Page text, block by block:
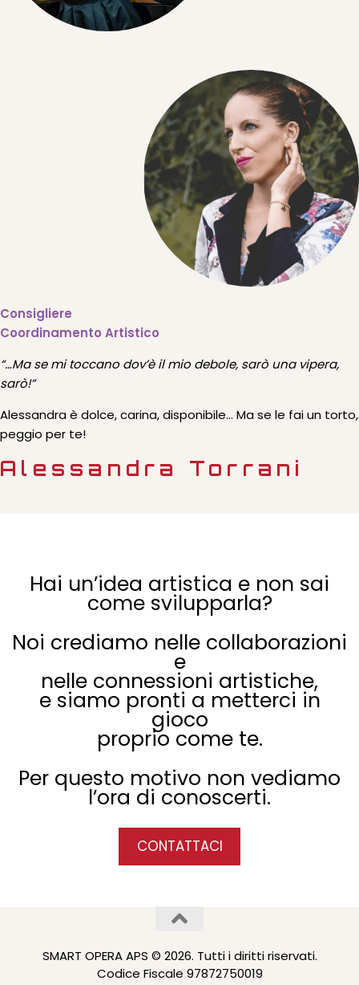
Consigliere
Coordinamento Artistico
“…Ma se mi toccano dov’è il mio debole, sarò una vipera,
sarò!”
Alessandra è dolce, carina, disponibile… Ma se le fai un torto,
peggio per te!
Alessandra Torrani
Hai un’idea artistica e non sai
come svilupparla?
Noi crediamo nelle collaborazioni
e
nelle connessioni artistiche,
e siamo pronti a metterci in
gioco
proprio come te.
Per questo motivo non vediamo
l’ora di conoscerti.
CONTATTACI
SMART OPERA APS © 2026. Tutti i diritti riservati.
Codice Fiscale 97872750019